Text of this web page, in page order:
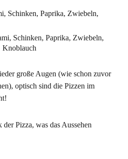
Schinken, Paprika, Zwiebeln,
Knoblauch
große Augen (wie schon zuvor
optisch sind die Pizzen im
Pizza, was das Aussehen